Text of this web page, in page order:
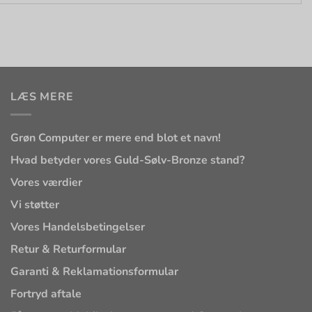
LÆS MERE
Grøn Computer er mere end blot et navn!
Hvad betyder vores Guld-Sølv-Bronze stand?
Vores værdier
Vi støtter
Vores Handelsbetingelser
Retur & Returformular
Garanti & Reklamationsformular
Fortryd aftale